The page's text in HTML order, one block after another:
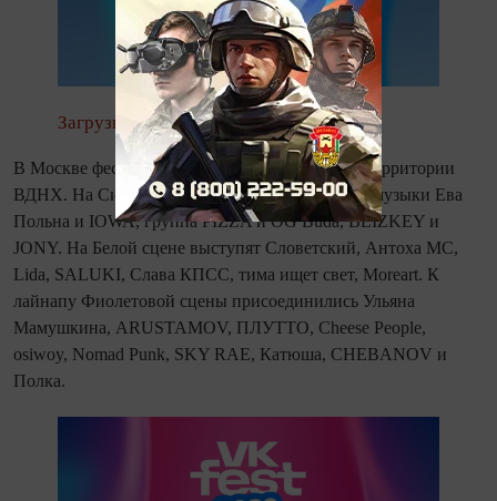
Загрузить изображение
В Москве фестиваль пройдёт 18 и 19 июля на территории
ВДНХ. На Синюю сцену выйдут легенды поп-музыки Ева
Польна и IOWA, группа PIZZA и OG Buda, BLIZKEY и
JONY. На Белой сцене выступят Словетский, Антоха МС,
Lida, SALUKI, Слава КПСС, тима ищет свет, Moreart. К
лайнапу Фиолетовой сцены присоединились Ульяна
Мамушкина, ARUSTAMOV, ПЛУТТО, Cheese People,
osiwoy, Nomad Punk, SKY RAE, Катюша, CHEBANOV и
Полка.